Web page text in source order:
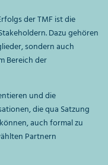
der TMF ist die
Dazu gehören
sondern auch
Bereich der
und die
die qua Satzung
auch formal zu
Partnern